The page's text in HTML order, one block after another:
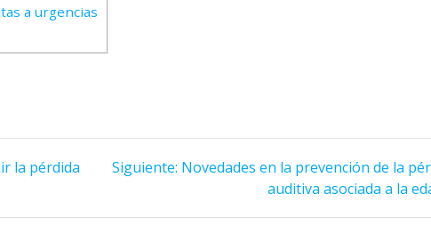
a urgencias
la pérdida
Siguiente: Siguiente
Novedades en la prevención de la
auditiva asociada a la